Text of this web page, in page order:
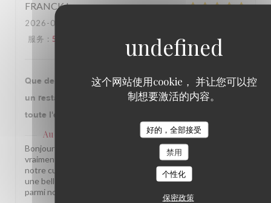
这个网站使用cookie， 并让您可以控
制想要激活的内容。
好的，全部接受
禁用
个性化
保密政策
FRANCKL
2026-08-08
服务 : 5 质价比 : 5
Que de très bons produits, très bien préparés. C'est
un restaurant mythique à faire absolument. Merci à
toute l'équipe !
Au Pied de Cochon
已回复此评论
Bonjour Franck, Merci pour ce beau retour, ça nous fait
vraiment chaud au cœur ! Savoir que vous avez apprécié
notre cuisine et l'ambiance de notre établissement, c'est
une belle récompense pour toute l'équipe. À très bientôt
parmi nous ! L'équipe du Au Pied de Cochon